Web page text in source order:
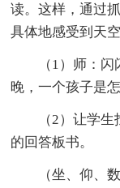
读。这样，通过
具体地感受到天
（1）师：闪闪
晚，一个孩子是
（2）让学生找
的回答板书。
（坐、仰、数